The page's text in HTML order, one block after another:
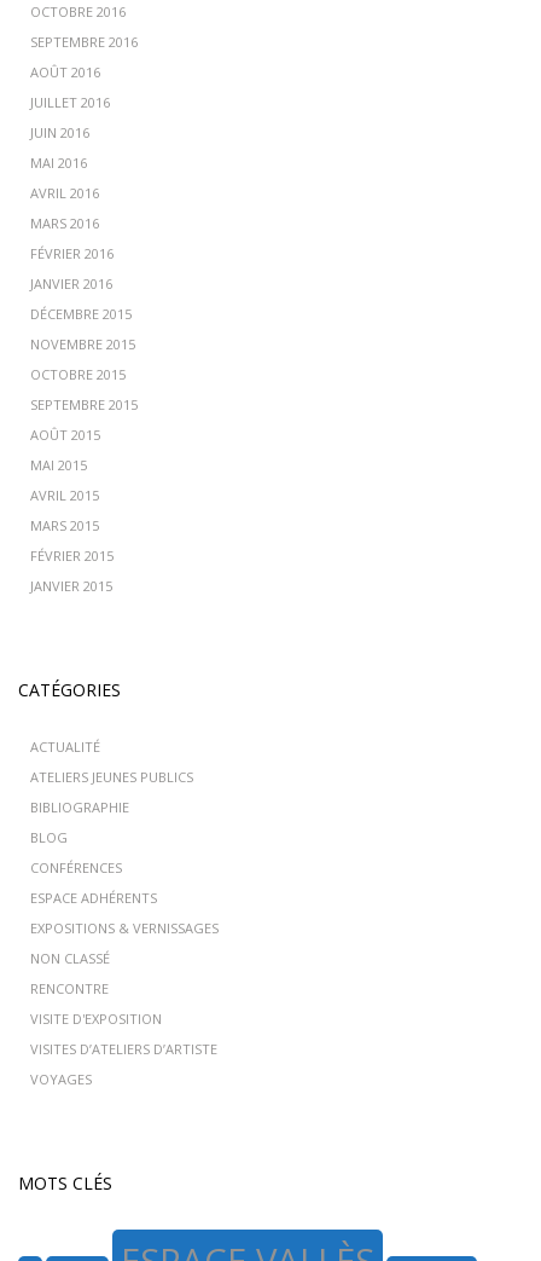
OCTOBRE 2016
SEPTEMBRE 2016
AOÛT 2016
JUILLET 2016
JUIN 2016
MAI 2016
AVRIL 2016
MARS 2016
FÉVRIER 2016
JANVIER 2016
DÉCEMBRE 2015
NOVEMBRE 2015
OCTOBRE 2015
SEPTEMBRE 2015
AOÛT 2015
MAI 2015
AVRIL 2015
MARS 2015
FÉVRIER 2015
JANVIER 2015
CATÉGORIES
ACTUALITÉ
ATELIERS JEUNES PUBLICS
BIBLIOGRAPHIE
BLOG
CONFÉRENCES
ESPACE ADHÉRENTS
EXPOSITIONS & VERNISSAGES
NON CLASSÉ
RENCONTRE
VISITE D'EXPOSITION
VISITES D’ATELIERS D’ARTISTE
VOYAGES
MOTS CLÉS